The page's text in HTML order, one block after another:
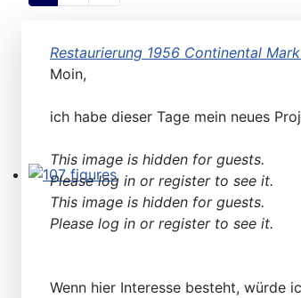
107 figures
Restaurierung 1956 Continental
Moin,
ich habe dieser Tage mein neues
This image is hidden for guests.
Please log in or register to see it.
This image is hidden for guests.
Please log in or register to see it.
Wenn hier Interesse besteht, würde